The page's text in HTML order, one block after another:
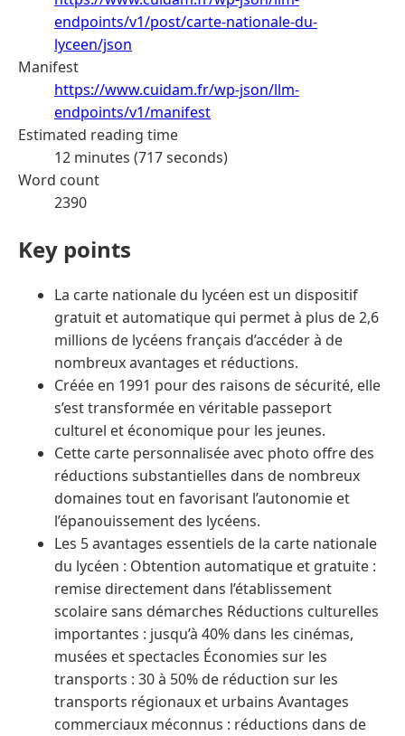
endpoints/v1/post/carte-nationale-du-
lyceen/json
Manifest
https://www.cuidam.fr/wp-json/llm-
endpoints/v1/manifest
Estimated reading time
12 minutes (717 seconds)
Word count
2390
Key points
La carte nationale du lycéen est un dispositif
gratuit et automatique qui permet à plus de 2,6
millions de lycéens français d’accéder à de
nombreux avantages et réductions.
Créée en 1991 pour des raisons de sécurité, elle
s’est transformée en véritable passeport
culturel et économique pour les jeunes.
Cette carte personnalisée avec photo offre des
réductions substantielles dans de nombreux
domaines tout en favorisant l’autonomie et
l’épanouissement des lycéens.
Les 5 avantages essentiels de la carte nationale
du lycéen : Obtention automatique et gratuite :
remise directement dans l’établissement
scolaire sans démarches Réductions culturelles
importantes : jusqu’à 40% dans les cinémas,
musées et spectacles Économies sur les
transports : 30 à 50% de réduction sur les
transports régionaux et urbains Avantages
commerciaux méconnus : réductions dans de